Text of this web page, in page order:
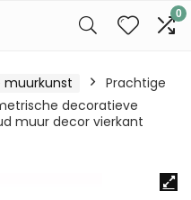
0
muurkunst
Prachtige
decoratieve
muur decor vierkant